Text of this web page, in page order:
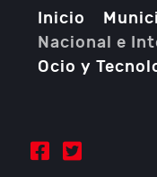
Inicio
Nacional e
Ocio y